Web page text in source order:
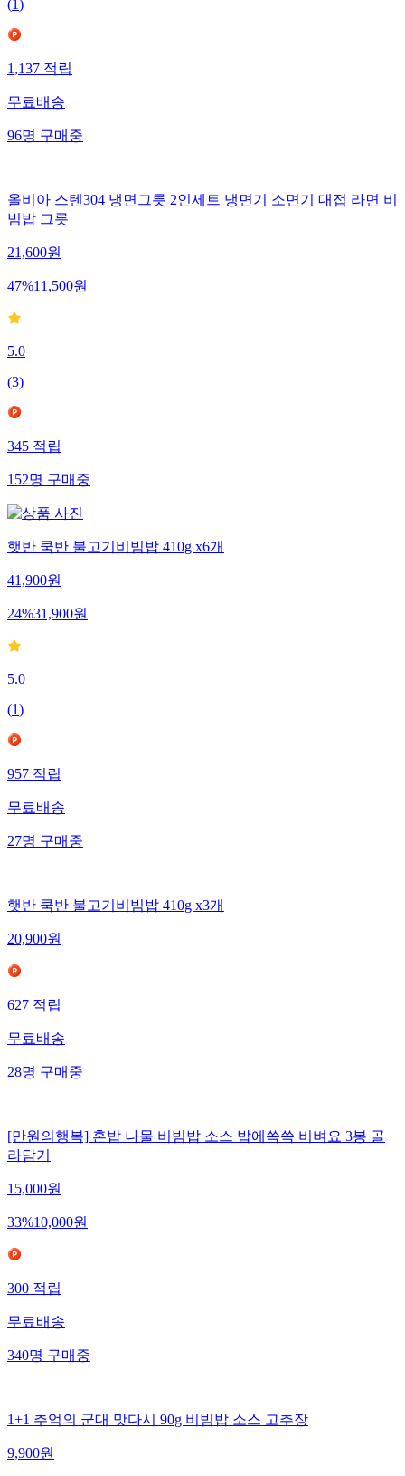
(1)
1,137적립
무료배송
96명구매중
올비아 스텐304 냉면그릇 2인세트 냉면기 소면기 대접 라면 비
빔밥 그릇
21,600원
47%11,500원
5.0
(3)
345적립
152명구매중
햇반 쿡반 불고기비빔밥 410g x6개
41,900원
24%31,900원
5.0
(1)
957적립
무료배송
27명구매중
햇반 쿡반 불고기비빔밥 410g x3개
20,900원
627적립
무료배송
28명구매중
[만원의행복] 혼밥 나물 비빔밥 소스 밥에쓱쓱 비벼요 3봉 골
라담기
15,000원
33%10,000원
300적립
무료배송
340명구매중
1+1 추억의 군대 맛다시 90g 비빔밥 소스 고추장
9,900원